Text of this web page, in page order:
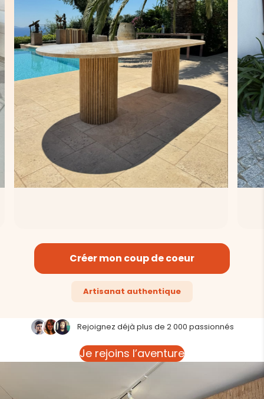
Créer mon coup de coeur
Artisanat authentique
Rejoignez déjà plus de 2 000 passionnés
Je rejoins l’aventure